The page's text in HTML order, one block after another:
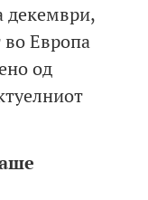
декември,
во Европа
од